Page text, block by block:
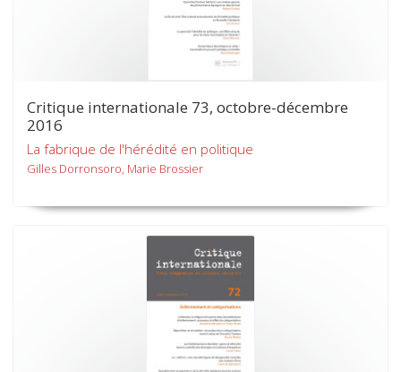
Critique internationale 73, octobre-décembre
2016
La fabrique de l'hérédité en politique
Gilles Dorronsoro, Marie Brossier